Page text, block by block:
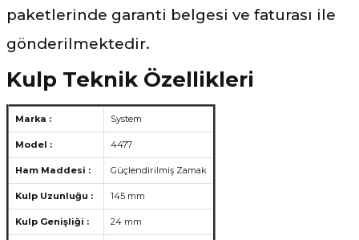
paketlerinde garanti belgesi ve faturası ile
gönderilmektedir.
Kulp Teknik Özellikleri
Marka : System
Model : 4477
Ham Maddesi : Güçlendirilmiş Zamak
Kulp Uzunluğu : 145 mm
Kulp Genişliği : 24 mm